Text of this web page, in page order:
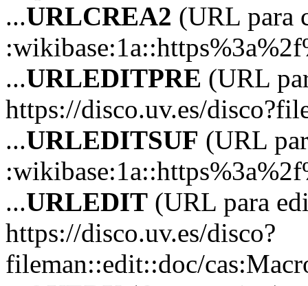
...URLCREA2 (URL para
...URLEDITPRE (URL
https://disco.uv.es/
...URLEDITSUF (URL
...URLEDIT (URL para
https://disco.uv.es/disco?
fileman::edit::doc/